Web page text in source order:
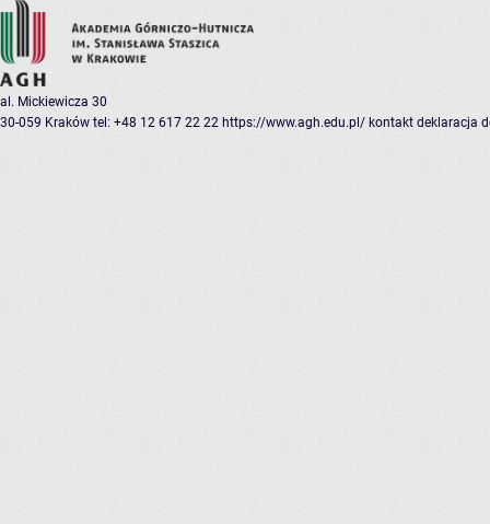
al. Mickiewicza 30
30-059 Kraków tel: +48 12 617 22 22 https://www.agh.edu.pl/ kontakt deklaracja